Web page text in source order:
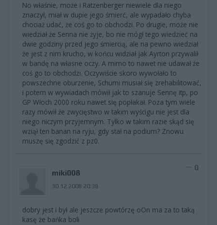
No właśnie, może i Ratzenberger niewiele dla niego
znaczył, miał w dupie jego śmierć, ale wypadało chyba
chociaż udać, że coś go to obchodzi. Po drugie, może nie
wiedział że Senna nie żyje, bo nie mógł tego wiedzieć na
dwie godziny przed jego śmiercią, ale na pewno wiedział
że jest z nim krucho, w końcu widział jak Ayrton przywalił
w bandę na własne oczy. A mimo to nawet nie udawał że
coś go to obchodzi. Oczywiście skoro wywołało to
powszechne oburzenie, Schumi musiał się zrehabilitować,
i potem w wywiadach mówił jak to szanuje Sennę itp, po
GP Włoch 2000 roku nawet się popłakał. Poza tym wiele
razy mówił że zwycięstwo w takim wyścigu nie jest dla
niego niczym przyjemnym. Tylko w takim razie skąd się
wziął ten banan na ryju, gdy stał na podium? Znowu
muszę się zgodzić z pz0.
miki008
30.12.2008 20:38
0
dobry jest i był ale jeszcze powtórzę oOn ma za to taką
kasę że bańka boli